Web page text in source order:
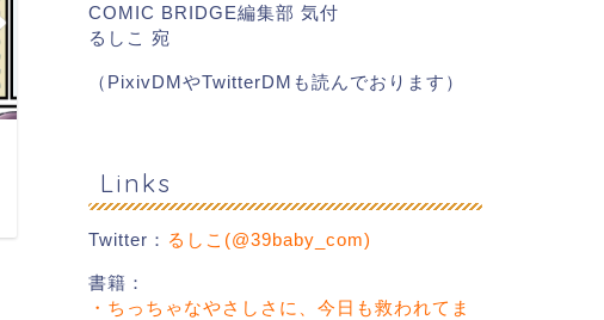
タベリー
2019年9月21日
COMIC BRIDGE編集部 気付
るしこ 宛
（PixivDMやTwitterDMも読んでおります）
Links
Twitter： るしこ(@39baby_com)
書籍：
・ちっちゃなやさしさに、今日も救われてま